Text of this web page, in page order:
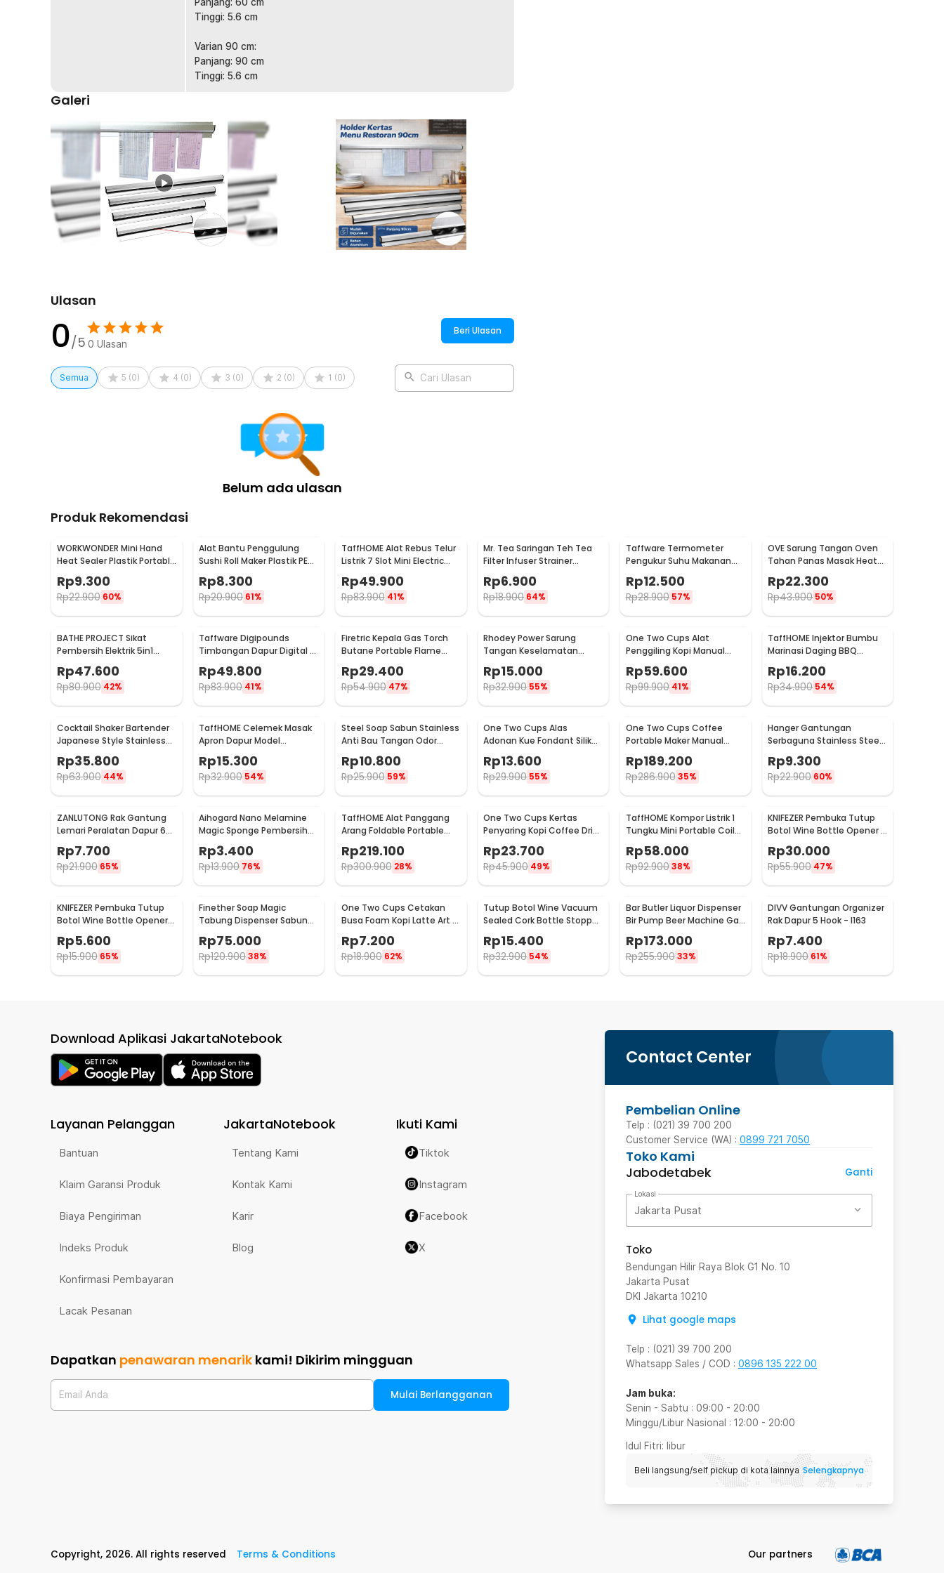
Tinggi: 5.6 cm
Varian 90 cm:
Panjang: 90 cm
Tinggi: 5.6 cm
Galeri
Ulasan
0/5 0 Ulasan
Beri Ulasan
Semua 5 (0) 4 (0) 3 (0) 2 (0) 1 (0) Cari Ulasan
Belum ada ulasan
Produk Rekomendasi
WORKWONDER Mini Hand
Heat Sealer Plastik Portable
Baterai AA - LX2000A
Rp9.300
Rp22.900 60%
Alat Bantu Penggulung
Sushi Roll Maker Plastik PE
22x20.5x0.1cm - E1119
Rp8.300
Rp20.900 61%
TaffHOME Alat Rebus Telur
Listrik 7 Slot Mini Electric
Egg Cooker 350W - YS-203
Rp49.900
Rp83.900 41%
Mr. Tea Saringan Teh Tea
Filter Infuser Strainer
Chilling Man Silicon - MR03
Rp6.900
Rp18.900 64%
Taffware Termometer
Pengukur Suhu Makanan
Digital Daging Kopi Susu -
TP101
Rp12.500
Rp28.900 57%
OVE Sarung Tangan Oven
Tahan Panas Masak Heat
Resistant Gloves - 540F
Rp22.300
Rp43.900 50%
BATHE PROJECT Sikat
Pembersih Elektrik 5in1
Magic Brush Rechargeable
- WQ8110
Rp47.600
Rp80.900 42%
Taffware Digipounds
Timbangan Dapur Digital 6
Satuan 1kg 0.1g - i2000
Rp49.800
Rp83.900 41%
Firetric Kepala Gas Torch
Butane Portable Flame
Gun Adjustable - 807
Rp29.400
Rp54.900 47%
Rhodey Power Sarung
Tangan Keselamatan
Tahan Goresan Pisau -
EN388
Rp15.000
Rp32.900 55%
One Two Cups Alat
Penggiling Kopi Manual
Coffee Grinder Portable -
WFCG9800
Rp59.600
Rp99.900 41%
TaffHOME Injektor Bumbu
Marinasi Daging BBQ
Seasoning Injector - HC117
Rp16.200
Rp34.900 54%
Cocktail Shaker Bartender
Japanese Style Stainless
Steel 200ml
Rp35.800
Rp63.900 44%
TaffHOME Celemek Masak
Apron Dapur Model
Kantong Pola Spatula -
JJ41
Rp15.300
Rp32.900 54%
Steel Soap Sabun Stainless
Anti Bau Tangan Odor
Remove - HW071
Rp10.800
Rp25.900 59%
One Two Cups Alas
Adonan Kue Fondant Silikon
Baking Mat Anti Slip -
JJ3873
Rp13.600
Rp29.900 55%
One Two Cups Coffee
Portable Maker Manual
Hand Press Espresso 300ml
- T35066
Rp189.200
Rp286.900 35%
Hanger Gantungan
Serbaguna Stainless Steel
10 PCS - M127105
Rp9.300
Rp22.900 60%
ZANLUTONG Rak Gantung
Lemari Peralatan Dapur 6
Hook Besi - 2137
Rp7.700
Rp21.900 65%
Aihogard Nano Melamine
Magic Sponge Pembersih
Karat Besi - CW62
Rp3.400
Rp13.900 76%
TaffHOME Alat Panggang
Arang Foldable Portable
BBQ Outdoor Grill Stove -
HWSK77
Rp219.100
Rp300.900 28%
One Two Cups Kertas
Penyaring Kopi Coffee Drip
Bag Paper Filter 50PCS -
T111
Rp23.700
Rp45.900 49%
TaffHOME Kompor Listrik 1
Tungku Mini Portable Coil
Hot Plate 500W - C1-1000-
03
Rp58.000
Rp92.900 38%
KNIFEZER Pembuka Tutup
Botol Wine Bottle Opener -
TYK-074B
Rp30.000
Rp55.900 47%
KNIFEZER Pembuka Tutup
Botol Wine Bottle Opener
Stainless Steel - WS01
Rp5.600
Rp15.900 65%
Finether Soap Magic
Tabung Dispenser Sabun
Otomatis 400ml - AD-03
Rp75.000
Rp120.90038%
One Two Cups Cetakan
Busa Foam Kopi Latte Art 16
PCS - JJYE01
Rp7.200
Rp18.900 62%
Tutup Botol Wine Vacuum
Sealed Cork Bottle Stopper
Stainless Steel - G94529
Rp15.400
Rp32.900 54%
Bar Butler Liquor Dispenser
Bir Pump Beer Machine Gas
Station 900ml - P-36
Rp173.000
Rp255.900 33%
DIVV Gantungan Organizer
Rak Dapur 5 Hook - I163
Rp7.400
Rp18.900 61%
Contact Center
Pembelian Online
Telp : (021) 39 700 200
Customer Service (WA) : 0899 721 7050
Toko Kami
Jabodetabek
Ganti
Lokasi
Jakarta Pusat
Toko
Bendungan Hilir Raya Blok G1 No. 10
Jakarta Pusat
DKI Jakarta 10210
Lihat google maps
Telp : (021) 39 700 200
Whatsapp Sales / COD : 0896 135 222 00
Jam buka:
Senin - Sabtu : 09:00 - 20:00
Minggu/Libur Nasional : 12:00 - 20:00
Idul Fitri: libur
Beli langsung/self pickup di kota lainnya Selengkapnya
Download Aplikasi JakartaNotebook
Layanan Pelanggan
Bantuan
Klaim Garansi Produk
Biaya Pengiriman
Indeks Produk
Konfirmasi Pembayaran
Lacak Pesanan
JakartaNotebook
Tentang Kami
Kontak Kami
Karir
Blog
Ikuti Kami
Tiktok
Instagram
Facebook
X
Dapatkan penawaran menarik kami! Dikirim mingguan
Email Anda Mulai Berlangganan
Copyright, 2026. All rights reserved Terms & Conditions Our partners